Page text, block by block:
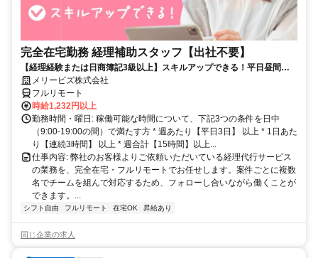
完全在宅勤務 経理補助スタッフ【出社不要】
【経理経験または日商簿記3級以上】スキルアップできる！平日昼間３h
～。完全在宅で育児・介護中の方も大歓迎♪
メリービズ株式会社
フルリモート
時給1,232円以上
勤務時間・曜日: 稼働可能な時間について、下記3つの条件を日中
（9:00-19:00の間）で満たす方 * 週あたり【平日3日】 以上 * 1日あた
り【連続3時間】 以上 * 週合計【15時間】以上...
仕事内容: 弊社のお客様よりご依頼いただいている経理代行サービス
の業務を、完全在宅・フルリモートでお任せします。案件ごとに複数
名でチームを組んで対応するため、フォローし合いながら働くことが
できます。...
シフト自由 フルリモート 在宅OK 昇給あり
同じ企業の求人